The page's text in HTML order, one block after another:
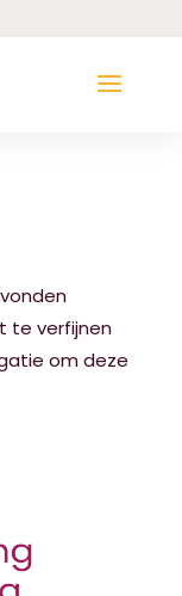
te verfijnen
om deze